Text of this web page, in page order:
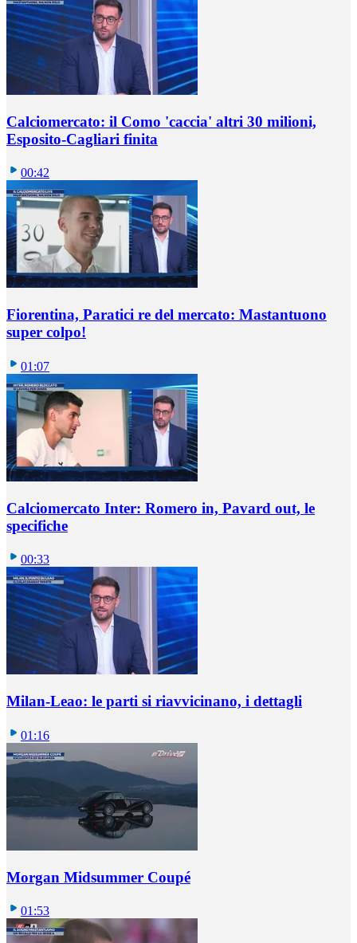
Calciomercato: il Como 'caccia' altri 30 milioni,
Esposito-Cagliari finita
00:42
Fiorentina, Paratici re del mercato: Mastantuono
super colpo!
01:07
Calciomercato Inter: Romero in, Pavard out, le
specifiche
00:33
Milan-Leao: le parti si riavvicinano, i dettagli
01:16
Morgan Midsummer Coupé
01:53